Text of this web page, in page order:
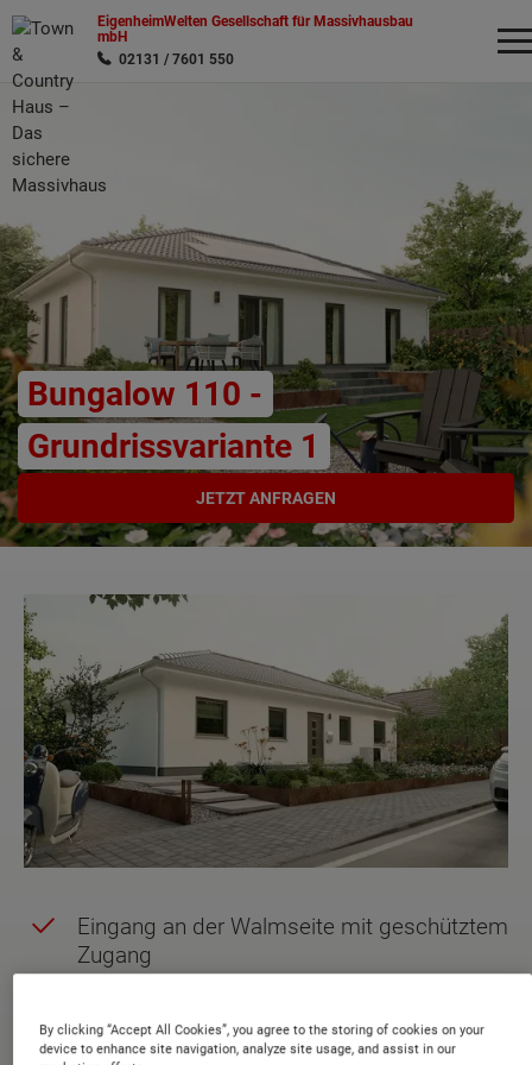
EigenheimWelten Gesellschaft für Massivhausbau
mbH
02131 / 7601 550
Bungalow 110 -
Grundrissvariante 1
JETZT ANFRAGEN
Eingang an der Walmseite mit geschütztem
Zugang
Schlafzimmer mit direktem Zugang zur
Wonach möchten Sie suchen?
By clicking “Accept All Cookies”, you agree to the storing of cookies on your
device to enhance site navigation, analyze site usage, and assist in our